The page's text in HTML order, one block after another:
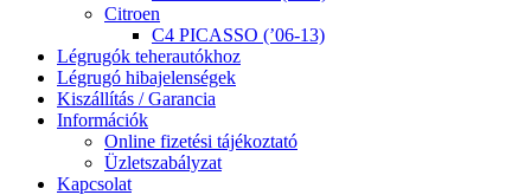
Citroen
C4 PICASSO (’06-13)
Légrugók teherautókhoz
Légrugó hibajelenségek
Kiszállítás / Garancia
Információk
Online fizetési tájékoztató
Üzletszabályzat
Kapcsolat